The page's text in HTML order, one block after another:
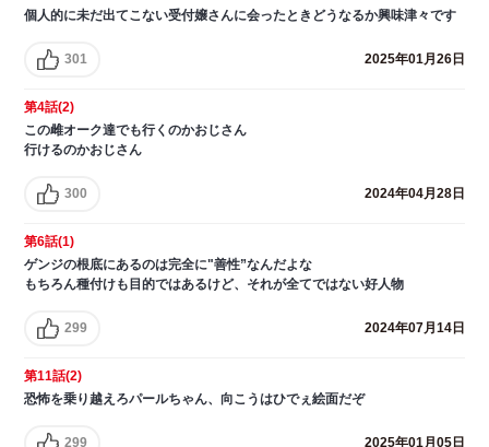
個人的に未だ出てこない受付嬢さんに会ったときどうなるか興味津々です
301 2025年01月26日
第4話(2)
この雌オーク達でも行くのかおじさん
行けるのかおじさん
300 2024年04月28日
第6話(1)
ゲンジの根底にあるのは完全に"善性”なんだよな
もちろん種付けも目的ではあるけど、それが全てではない好人物
299 2024年07月14日
第11話(2)
恐怖を乗り越えろパールちゃん、向こうはひでぇ絵面だぞ
299 2025年01月05日